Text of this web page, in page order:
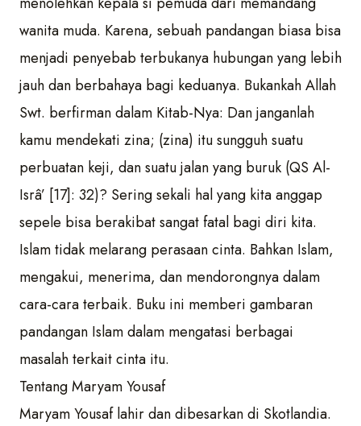
wanita muda. Karena, sebuah pandangan biasa bisa
menjadi penyebab terbukanya hubungan yang lebih
jauh dan berbahaya bagi keduanya. Bukankah Allah
Swt. berfirman dalam Kitab-Nya: Dan janganlah
kamu mendekati zina; (zina) itu sungguh suatu
perbuatan keji, dan suatu jalan yang buruk (QS Al-
Isrâ’ [17]: 32)? Sering sekali hal yang kita anggap
sepele bisa berakibat sangat fatal bagi diri kita.
Islam tidak melarang perasaan cinta. Bahkan Islam,
mengakui, menerima, dan mendorongnya dalam
cara-cara terbaik. Buku ini memberi gambaran
pandangan Islam dalam mengatasi berbagai
masalah terkait cinta itu.
Tentang Maryam Yousaf
Maryam Yousaf lahir dan dibesarkan di Skotlandia.